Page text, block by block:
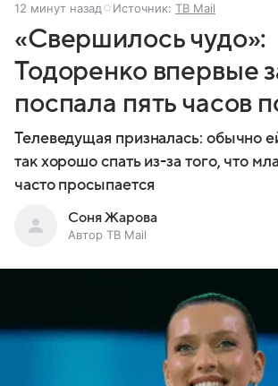
12 минут назад Источник: ТВ Mail
«Свершилось чудо»:
Тодоренко впервые
поспала пять часов
Телеведущая призналась: обычно
так хорошо спать из-за того, что
часто просыпается
Соня Жарова
Автор ТВ Mail